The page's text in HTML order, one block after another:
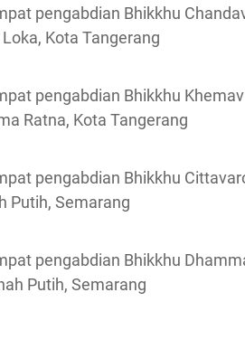
pengabdian Bhikkhu
Kota Tangerang
pengabdian Bhikkhu
Ratna, Kota Tangerang
pengabdian Bhikkhu
Putih, Semarang
pengabdian Bhikkhu
Putih, Semarang